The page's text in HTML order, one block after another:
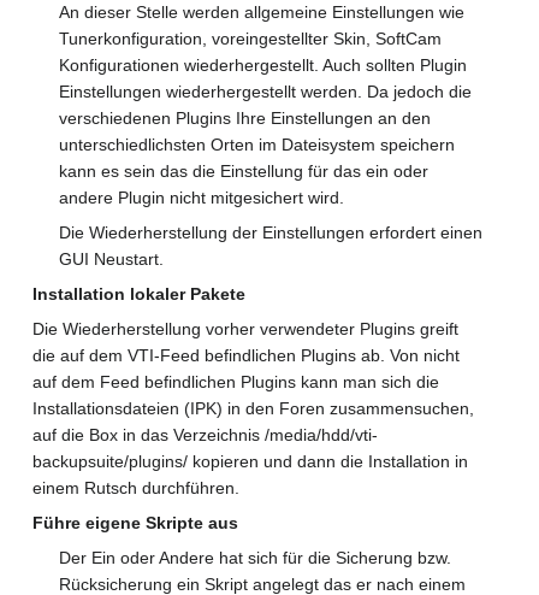
An dieser Stelle werden allgemeine Einstellungen wie
Tunerkonfiguration, voreingestellter Skin, SoftCam
Konfigurationen wiederhergestellt. Auch sollten Plugin
Einstellungen wiederhergestellt werden. Da jedoch die
verschiedenen Plugins Ihre Einstellungen an den
unterschiedlichsten Orten im Dateisystem speichern
kann es sein das die Einstellung für das ein oder
andere Plugin nicht mitgesichert wird.
Die Wiederherstellung der Einstellungen erfordert einen
GUI Neustart.
Installation lokaler Pakete
Die Wiederherstellung vorher verwendeter Plugins greift
die auf dem VTI-Feed befindlichen Plugins ab. Von nicht
auf dem Feed befindlichen Plugins kann man sich die
Installationsdateien (IPK) in den Foren zusammensuchen,
auf die Box in das Verzeichnis /media/hdd/vti-
backupsuite/plugins/ kopieren und dann die Installation in
einem Rutsch durchführen.
Führe eigene Skripte aus
Der Ein oder Andere hat sich für die Sicherung bzw.
Rücksicherung ein Skript angelegt das er nach einem